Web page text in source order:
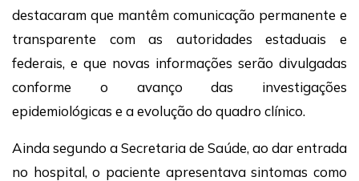
destacaram que mantêm comunicação permanente e
transparente com as autoridades estaduais e
federais, e que novas informações serão divulgadas
conforme o avanço das investigações
epidemiológicas e a evolução do quadro clínico.
Ainda segundo a Secretaria de Saúde, ao dar entrada
no hospital, o paciente apresentava sintomas como